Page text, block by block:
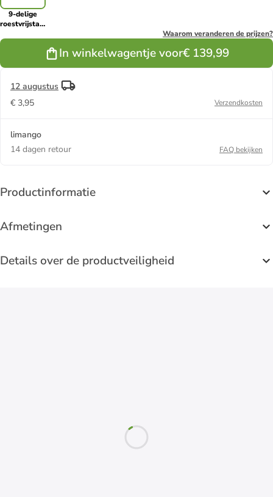
9-delige
roestvrijstalen
Waarom veranderen de prijzen?
In winkelwagentje voor€ 139,99
12 augustus
€ 3,95
Verzendkosten
limango
14 dagen retour
FAQ bekijken
Productinformatie
Afmetingen
Details over de productveiligheid